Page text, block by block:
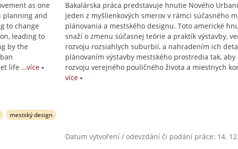
as one
planning and
to change
leading to
by the
life …více
Bakalárska práca predstavuje hnutie Nového
jeden z myšlienkových smerov v rámci súčasného
plánovania a mestského designu. Toto americké
snaží o zmenu súčasnej teórie a praktík výstavby,
rozvoju rozsiahlych suburbií, a nahradením ich
plánovaním výstavby mestského prostredia tak, aby
rozvoju verejného pouličného života a miestnych
více
mestský design
Datum vytvoření / odevzdání či podání práce: 14.